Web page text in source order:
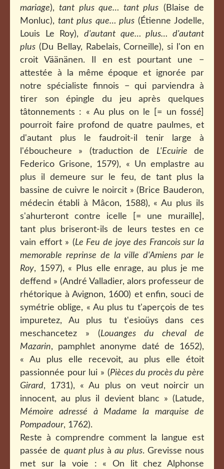
mariage),tant plus que… tant plus (Blaise de
Monluc),tant plus que… plus(Étienne Jodelle,
Louis Le Roy), d'autant que… plus… d'autant
plus (Du Bellay, Rabelais, Corneille), si l'on en
croit Väänänen. Il en est pourtant une −
attestée à la même époque et ignorée par
notre spécialiste finnois − qui parviendra à
tirer son épingle du jeu après quelques
tâtonnements : « Au plus on le [= un fossé]
pourroit faire profond de quatre paulmes, et
d'autant plus le faudroit-il tenir large à
l'éboucheure » (traduction de L'Ecuirie de
Federico Grisone, 1579), « Un emplastre au
plus il demeure sur le feu, de tant plus la
bassine de cuivre le noircit » (Brice Bauderon,
médecin établi à Mâcon, 1588), « Au plus ils
s'ahurteront contre icelle [= une muraille],
tant plus briseront-ils de leurs testes en ce
vain effort » (Le Feu de joye des Francois sur la
memorable reprinse de la ville d'Amiens par le
Roy, 1597), « Plus elle enrage, au plus je me
deffend » (André Valladier, alors professeur de
rhétorique à Avignon, 1600) et enfin, souci de
symétrie oblige, « Au plus tu t'aperçois de tes
impuretez, Au plus tu t'esioüys dans ces
meschancetez » (Louanges du cheval de
Mazarin, pamphlet anonyme daté de 1652),
« Au plus elle recevoit, au plus elle étoit
passionnée pour lui » (Pièces du procès du père
Girard, 1731), « Au plus on veut noircir un
innocent, au plus il devient blanc » (Latude,
Mémoire adressé à Madame la marquise de
Pompadour, 1762).
Reste à comprendre comment la langue est
passée de quant plusàau plus. Grevisse nous
met sur la voie : « On lit chez Alphonse